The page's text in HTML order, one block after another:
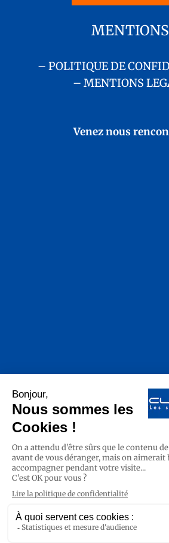
– POLITIQUE DE
– MENTIONS
Venez nous
Navigation :
© Copyright 2023 – Tous droits